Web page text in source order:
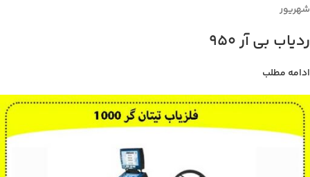
شهریور
ردیاب بی آر 950
ادامه مطلب